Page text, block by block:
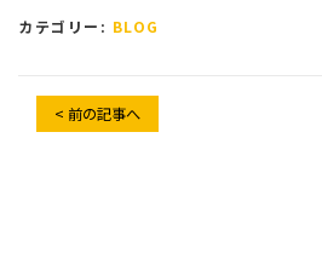
カテゴリー: BLOG
< 前の記事へ